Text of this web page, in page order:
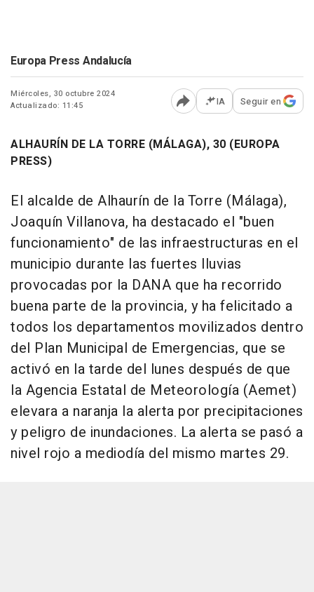
Europa Press Andalucía
Miércoles, 30 octubre 2024
Actualizado: 11:45
Abrir opciones para
IA Seguir en
ALHAURÍN DE LA TORRE (MÁLAGA), 30 (EUROPA
PRESS)
El alcalde de Alhaurín de la Torre (Málaga),
Joaquín Villanova, ha destacado el "buen
funcionamiento" de las infraestructuras en el
municipio durante las fuertes lluvias
provocadas por la DANA que ha recorrido
buena parte de la provincia, y ha felicitado a
todos los departamentos movilizados dentro
del Plan Municipal de Emergencias, que se
activó en la tarde del lunes después de que
la Agencia Estatal de Meteorología (Aemet)
elevara a naranja la alerta por precipitaciones
y peligro de inundaciones. La alerta se pasó a
nivel rojo a mediodía del mismo martes 29.